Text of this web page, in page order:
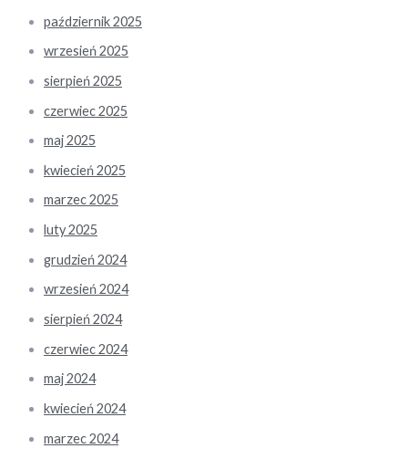
październik 2025
wrzesień 2025
sierpień 2025
czerwiec 2025
maj 2025
kwiecień 2025
marzec 2025
luty 2025
grudzień 2024
wrzesień 2024
sierpień 2024
czerwiec 2024
maj 2024
kwiecień 2024
marzec 2024